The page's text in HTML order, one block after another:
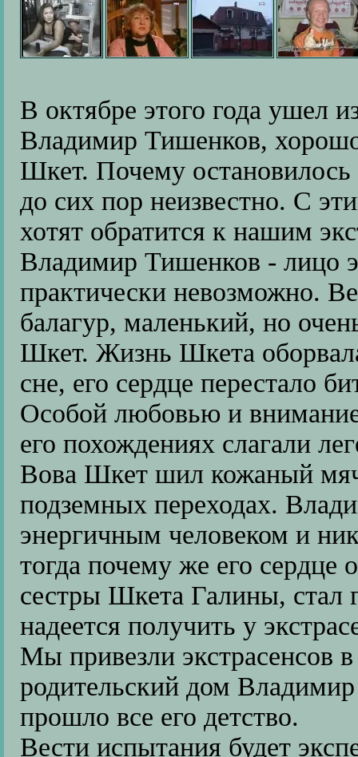
В октябре этого года ушел
Владимир Тишенков,
Шкет. Почему остановилось
до сих пор неизвестно. С
хотят обратится к нашим
Владимир Тишенков - лицо
практически невозможно.
балагур, маленький, но
Шкет. Жизнь Шкета
сне, его сердце перестало
Особой любовью и
его похождениях слагали
Вова Шкет шил кожаный
подземных переходах.
энергичным человеком и
тогда почему же его сердце
сестры Шкета Галины, стал
надеется получить у
Мы привезли экстрасенсов
родительский дом
прошло все его детство.
Вести испытания будет